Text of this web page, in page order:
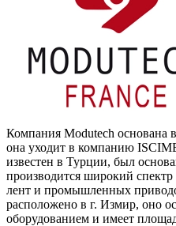
Компания Modutech основана
она уходит в компанию
известен в Турции, был
производится широкий
лент и промышленных
расположено в г. Измир, оно
оборудованием и имеет